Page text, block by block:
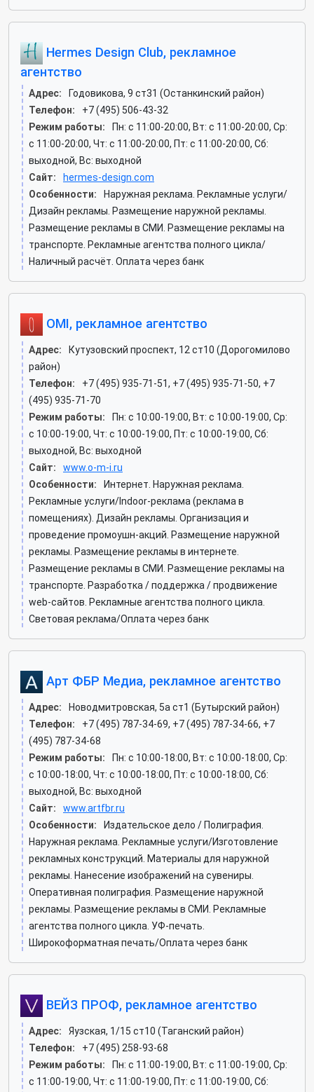
Hermes Design Club, рекламное
агентство
Адрес:
Годовикова, 9 ст31 (Останкинский район)
Телефон:
+7 (495) 506-43-32
Режим работы:
Пн: c 11:00-20:00, Вт: c 11:00-20:00, Ср:
c 11:00-20:00, Чт: c 11:00-20:00, Пт: c 11:00-20:00, Сб:
выходной, Вс: выходной
Сайт:
hermes-design.com
Особенности:
Наружная реклама. Рекламные услуги/
Дизайн рекламы. Размещение наружной рекламы.
Размещение рекламы в СМИ. Размещение рекламы на
транспорте. Рекламные агентства полного цикла/
Наличный расчёт. Оплата через банк
OMI, рекламное агентство
Адрес:
Кутузовский проспект, 12 ст10 (Дорогомилово
район)
Телефон:
+7 (495) 935-71-51, +7 (495) 935-71-50, +7
(495) 935-71-70
Режим работы:
Пн: c 10:00-19:00, Вт: c 10:00-19:00, Ср:
c 10:00-19:00, Чт: c 10:00-19:00, Пт: c 10:00-19:00, Сб:
выходной, Вс: выходной
Сайт:
www.o-m-i.ru
Особенности:
Интернет. Наружная реклама.
Рекламные услуги/Indoor-реклама (реклама в
помещениях). Дизайн рекламы. Организация и
проведение промоушн-акций. Размещение наружной
рекламы. Размещение рекламы в интернете.
Размещение рекламы в СМИ. Размещение рекламы на
транспорте. Разработка / поддержка / продвижение
web-сайтов. Рекламные агентства полного цикла.
Световая реклама/Оплата через банк
Арт ФБР Медиа, рекламное агентство
Адрес:
Новодмитровская, 5а ст1 (Бутырский район)
Телефон:
+7 (495) 787-34-69, +7 (495) 787-34-66, +7
(495) 787-34-68
Режим работы:
Пн: c 10:00-18:00, Вт: c 10:00-18:00, Ср:
c 10:00-18:00, Чт: c 10:00-18:00, Пт: c 10:00-18:00, Сб:
выходной, Вс: выходной
Сайт:
www.artfbr.ru
Особенности:
Издательское дело / Полиграфия.
Наружная реклама. Рекламные услуги/Изготовление
рекламных конструкций. Материалы для наружной
рекламы. Нанесение изображений на сувениры.
Оперативная полиграфия. Размещение наружной
рекламы. Размещение рекламы в СМИ. Рекламные
агентства полного цикла. УФ-печать.
Широкоформатная печать/Оплата через банк
ВЕЙЗ ПРОФ, рекламное агентство
Адрес:
Яузская, 1/15 ст10 (Таганский район)
Телефон:
+7 (495) 258-93-68
Режим работы:
Пн: c 11:00-19:00, Вт: c 11:00-19:00, Ср:
c 11:00-19:00, Чт: c 11:00-19:00, Пт: c 11:00-19:00, Сб: